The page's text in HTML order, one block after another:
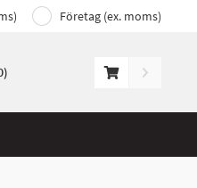
Företag (ex. moms)
)